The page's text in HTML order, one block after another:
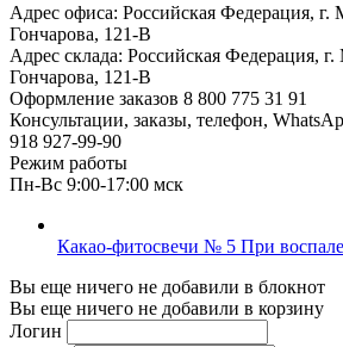
Адрес офиса: Российская Федерация, г.
Гончарова, 121-В
Адрес склада: Российская Федерация,
Гончарова, 121-В
Оформление заказов 8 800 775 31 91
Консультации, заказы, телефон,
918 927-99-90
Режим работы
Пн-Вс 9:00-17:00 мск
Какао-фитосвечи № 5 При
Вы еще ничего не добавили в блокнот
Вы еще ничего не добавили в корзину
Логин